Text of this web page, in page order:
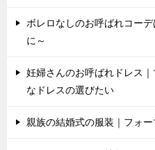
ボレロなしのお呼ばれコー
に～
妊婦さんのお呼ばれドレス
なドレスの選びたい
親族の結婚式の服装｜フォ